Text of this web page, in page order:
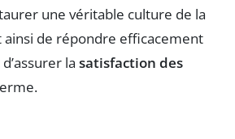
une véritable culture de la
de répondre efficacement
la satisfaction des